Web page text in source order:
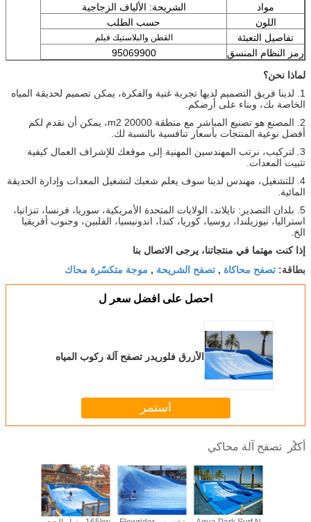
مواد
الشريحة: الألياف الزجاجية
اللون
حسب الطلب
تفاصيل التعبئة
القطن والبلاستيك فيلم
رمز النظام المنسق
95069900
لماذا نحن؟
1. لدينا فريق التصميم لديها تجربة غنية والفكرة، يمكن تصميم لحديقة المياه
الخاصة بك، وبناء على أرضكم.
2. المصنع هو تصنيع المباشر مع منطقة 20000 m2، يمكن أن نقدم لكم
أفضل نوعية المنتجات بأسعار تنافسية بالنسبة لك.
3. لتركيب، نرتب المهندسين المهنية إلى موقعك للإشراف العمال كيفية
تثبيت المعدات.
4. للتشغيل، مهندس لدينا سوف يعلم شعبك لتشغيل المعدات وإدارة الحديقة
المائية.
5. بلدان التصدير: تايلاند، الولايات المتحدة الأمريكية، سوريا، فرنسا، تنزانيا،
استراليا، نيوزيلندا، روسيا، كوريا، كندا، اندونيسيا، الفلبين، وجنوب أفريقيا
الخ.
إذا كنت مهتما في منتجاتنا، يرجى الاتصال بنا
بطاقة: تصفح محاكاة , تصفح الشريحة , موجة متكسّرة محاك
احصل على افضل سعر ل
الأزرق فلوريدر تصفح آلة ركوب المياه
استمر
أكثر تصفح آلة محاكي